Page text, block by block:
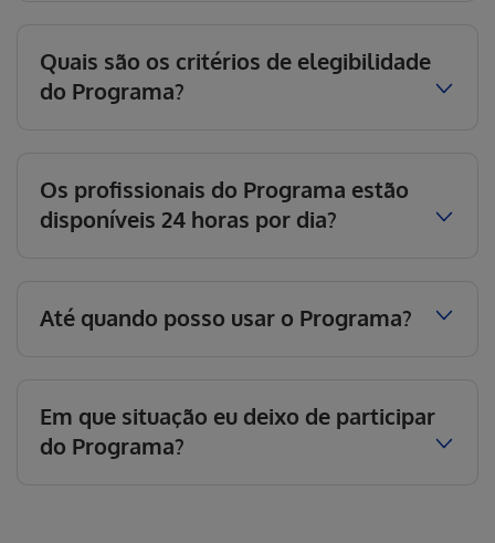
Quais são os critérios de elegibilidade
do Programa?
Os profissionais do Programa estão
disponíveis 24 horas por dia?
Até quando posso usar o Programa?
Em que situação eu deixo de participar
do Programa?